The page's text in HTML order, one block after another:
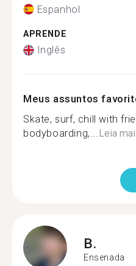
Espanhol
APRENDE
Inglês
Meus assuntos
Skate, surf, chill with
bodyboarding,...Leia
B.
Ensenada